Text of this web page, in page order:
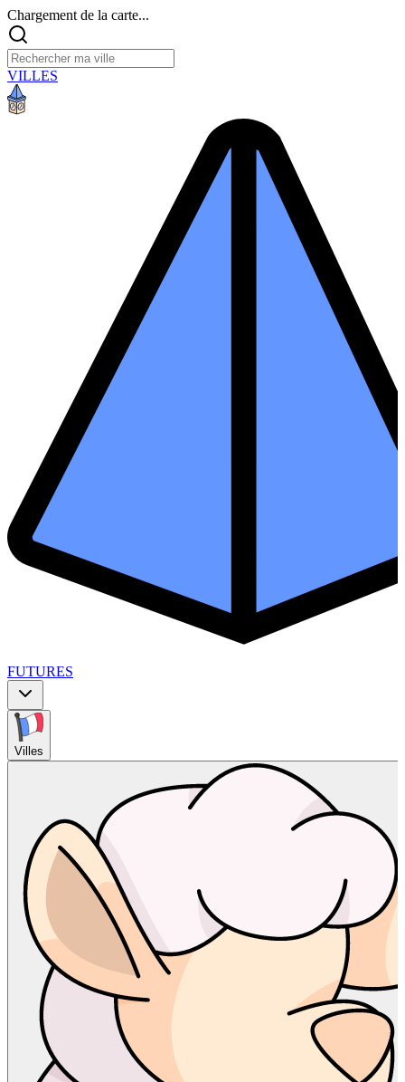
Chargement de la carte...
VILLES
FUTURES
Villes